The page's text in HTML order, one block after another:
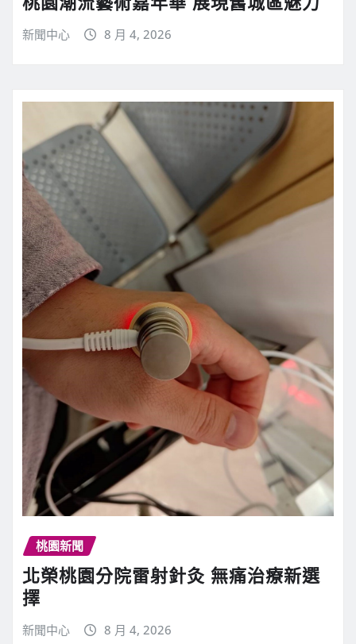
新聞中心 8 月 4, 2026
桃園新聞
北榮桃園分院雷射針灸 無痛治療新選
擇
新聞中心 8 月 4, 2026